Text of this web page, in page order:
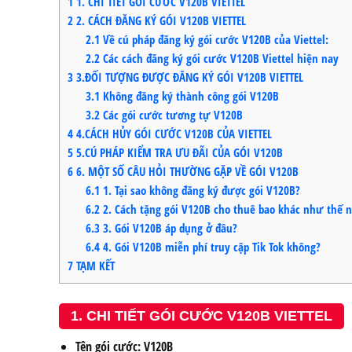
2 2. CÁCH ĐĂNG KÝ GÓI V120B VIETTEL
2.1 Về cú pháp đăng ký gói cước V120B của Viettel:
2.2Các cách đăng ký gói cước V120B Viettel hiện nay
3 3.ĐỐI TƯỢNG ĐƯỢC ĐĂNG KÝ GÓI V120B VIETTEL
3.1 Không đăng ký thành công gói V120B
3.2Các gói cước tương tự V120B
4 4.CÁCH HỦY GÓI CƯỚC V120B CỦA VIETTEL
5 5.CÚ PHÁP KIỂM TRA ƯU ĐÃI CỦA GÓI V120B
6 6. MỘT SỐ CÂU HỎI THƯỜNG GẶP VỀ GÓI V120B
6.1 1. Tại sao không đăng ký được gói V120B?
6.22. Cách tặng gói V120B cho thuê bao khác như thế
6.33. Gói V120B áp dụng ở đâu?
6.44. Gói V120B miễn phí truy cập Tik Tok không?
7 TẠM KẾT
1. CHI TIẾT GÓI CƯỚC V120B VIETTEL
Tên gói cước: V120B